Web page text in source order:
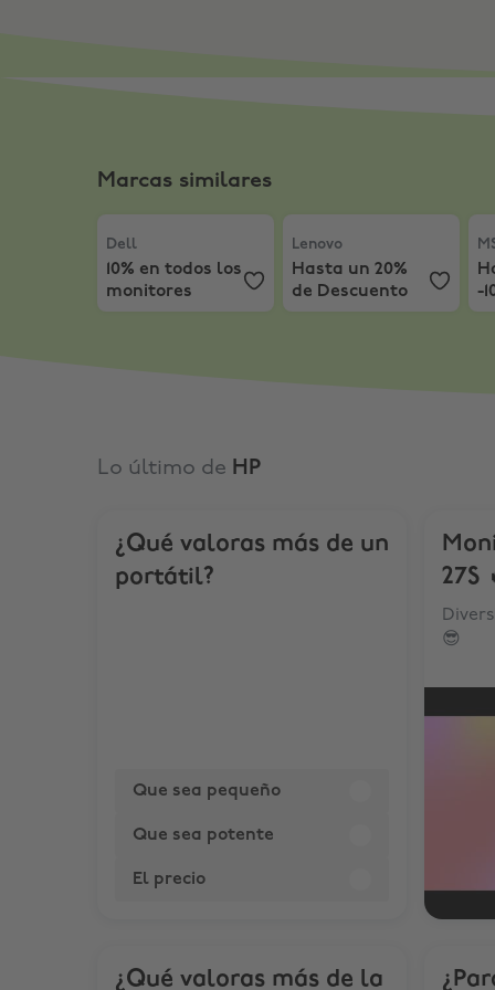
Marcas similares
Dell
10% en todos los
monitores
Lenovo
Hasta un 20%
de Descuento
-
Lo último de HP
¿Qué valoras más de un
portátil?
Que sea pequeño
Que sea potente
El precio
27S
😎
¿Qué valoras más de la